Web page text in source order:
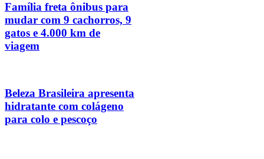
Família freta ônibus para
mudar com 9 cachorros, 9
gatos e 4.000 km de
viagem
Beleza Brasileira apresenta
hidratante com colágeno
para colo e pescoço